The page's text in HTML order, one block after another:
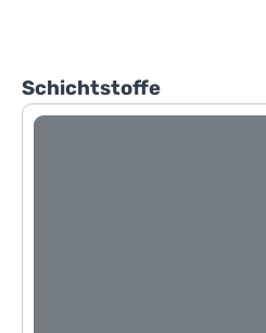
Produktgalerie überspringen
Schichtstoffe